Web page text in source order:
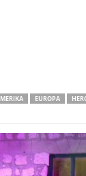
EUROPA